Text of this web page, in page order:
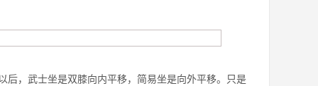
，武士坐是双膝向内平移，简易坐是向外平移。只是